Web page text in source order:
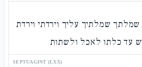
שמלתיך עליך וירדתי וירדת
עד כלתו לאכל ולשתות
SEPTUAGINT (LXX)